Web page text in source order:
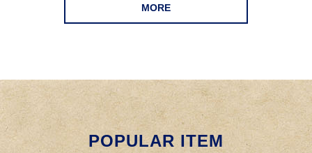
MORE
POPULAR ITEM